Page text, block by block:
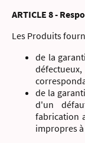
ARTICLE 8 -
Les Produits
de la
de la
d'un
fabrication
impropres